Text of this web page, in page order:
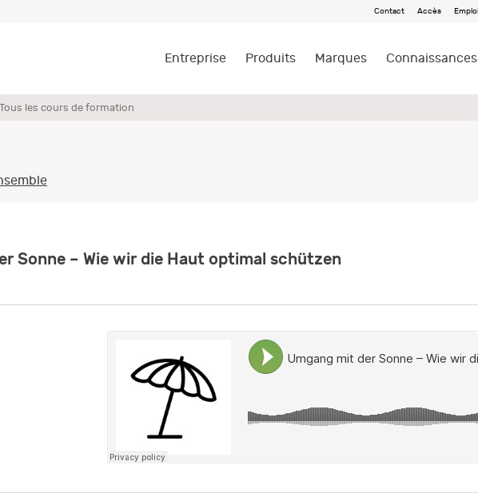
Contact Accès
Entreprise Produits Marques Connaissances
Tous les cours de formation
Sonne – Wie wir die Haut optimal schützen